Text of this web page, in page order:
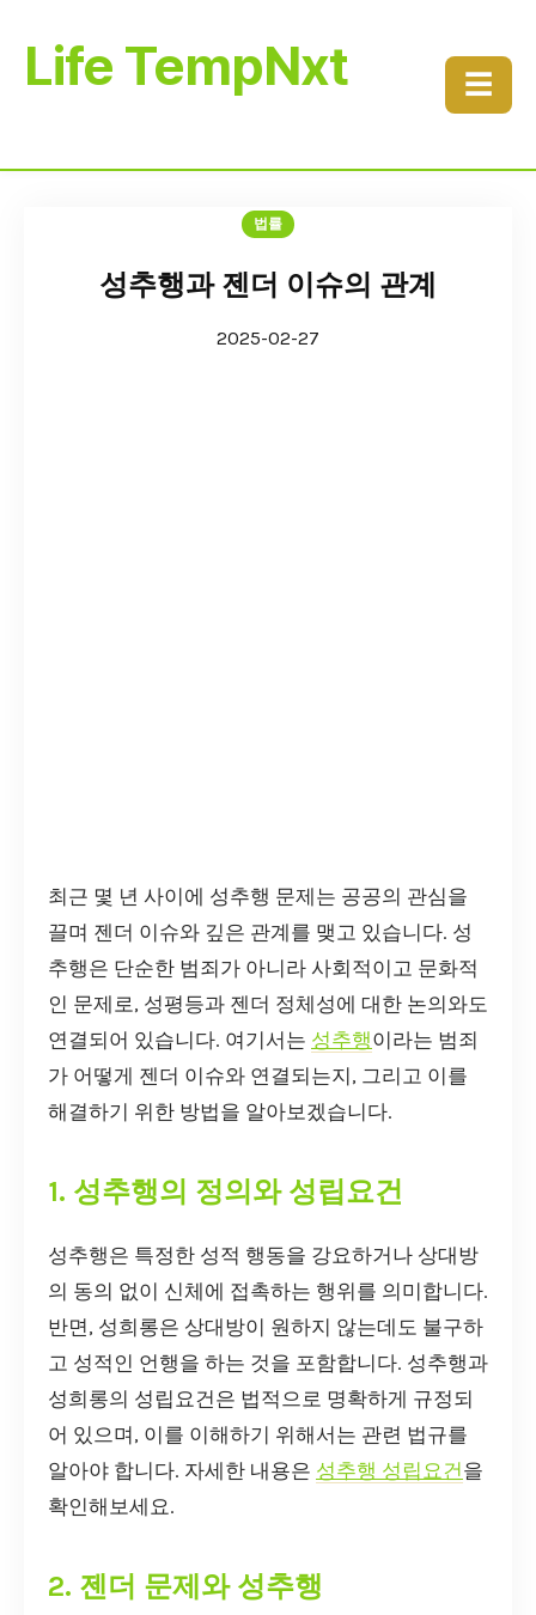
Life TempNxt ☰
법률
성추행과 젠더 이슈의 관계
2025-02-27
최근 몇 년 사이에 성추행 문제는 공공의 관심을
끌며 젠더 이슈와 깊은 관계를 맺고 있습니다. 성
추행은 단순한 범죄가 아니라 사회적이고 문화적
인 문제로, 성평등과 젠더 정체성에 대한 논의와도
연결되어 있습니다. 여기서는 성추행이라는 범죄
가 어떻게 젠더 이슈와 연결되는지, 그리고 이를
해결하기 위한 방법을 알아보겠습니다.
1. 성추행의 정의와 성립요건
성추행은 특정한 성적 행동을 강요하거나 상대방
의 동의 없이 신체에 접촉하는 행위를 의미합니다.
반면, 성희롱은 상대방이 원하지 않는데도 불구하
고 성적인 언행을 하는 것을 포함합니다. 성추행과
성희롱의 성립요건은 법적으로 명확하게 규정되
어 있으며, 이를 이해하기 위해서는 관련 법규를
알아야 합니다. 자세한 내용은 성추행 성립요건 을
확인해보세요.
2. 젠더 문제와 성추행